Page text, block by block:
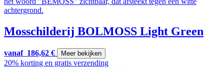
Mosschilderij BOLMOSS Light Green
vanaf 186,62 € Meer bekijken
20% korting en gratis verzending